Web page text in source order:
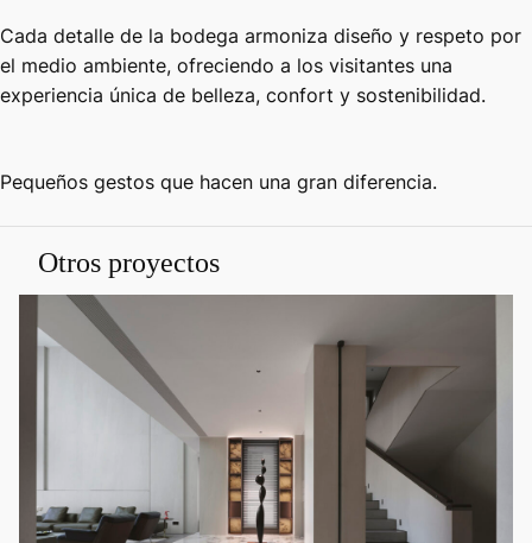
Cada detalle de la bodega armoniza diseño y respeto por
el medio ambiente, ofreciendo a los visitantes una
experiencia única de belleza, confort y sostenibilidad.
Pequeños gestos que hacen una gran diferencia.
Otros proyectos